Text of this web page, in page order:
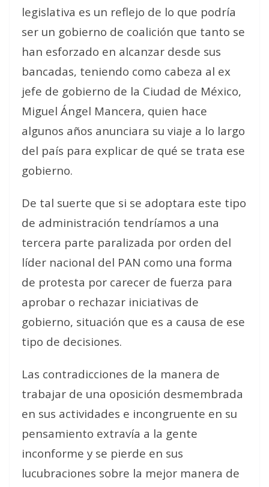
legislativa es un reflejo de lo que podría
ser un gobierno de coalición que tanto se
han esforzado en alcanzar desde sus
bancadas, teniendo como cabeza al ex
jefe de gobierno de la Ciudad de México,
Miguel Ángel Mancera, quien hace
algunos años anunciara su viaje a lo largo
del país para explicar de qué se trata ese
gobierno.
De tal suerte que si se adoptara este tipo
de administración tendríamos a una
tercera parte paralizada por orden del
líder nacional del PAN como una forma
de protesta por carecer de fuerza para
aprobar o rechazar iniciativas de
gobierno, situación que es a causa de ese
tipo de decisiones.
Las contradicciones de la manera de
trabajar de una oposición desmembrada
en sus actividades e incongruente en su
pensamiento extravía a la gente
inconforme y se pierde en sus
lucubraciones sobre la mejor manera de